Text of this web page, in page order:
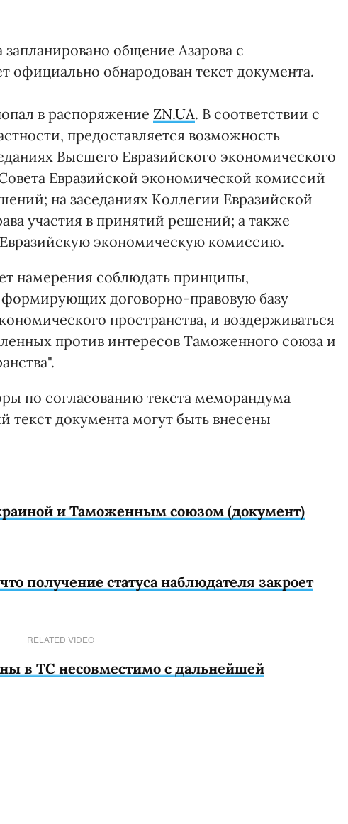
общение Азарова с
официально обнародован текст документа.
в распоряжение ZN.UA. В соответствии с
предоставляется возможность
Высшего Евразийского экономического
Евразийской экономической комиссий
на заседаниях Коллегии Евразийской
участия в принятий решений; а также
экономическую комиссию.
намерения соблюдать принципы,
договорно-правовую базу
пространства, и воздерживаться
против интересов Таможенного союза и
по согласованию текста меморандума
текст документа могут быть внесены
и Таможенным союзом (документ)
получение статуса наблюдателя закроет
RELATED VIDEO
в ТС несовместимо с дальнейшей